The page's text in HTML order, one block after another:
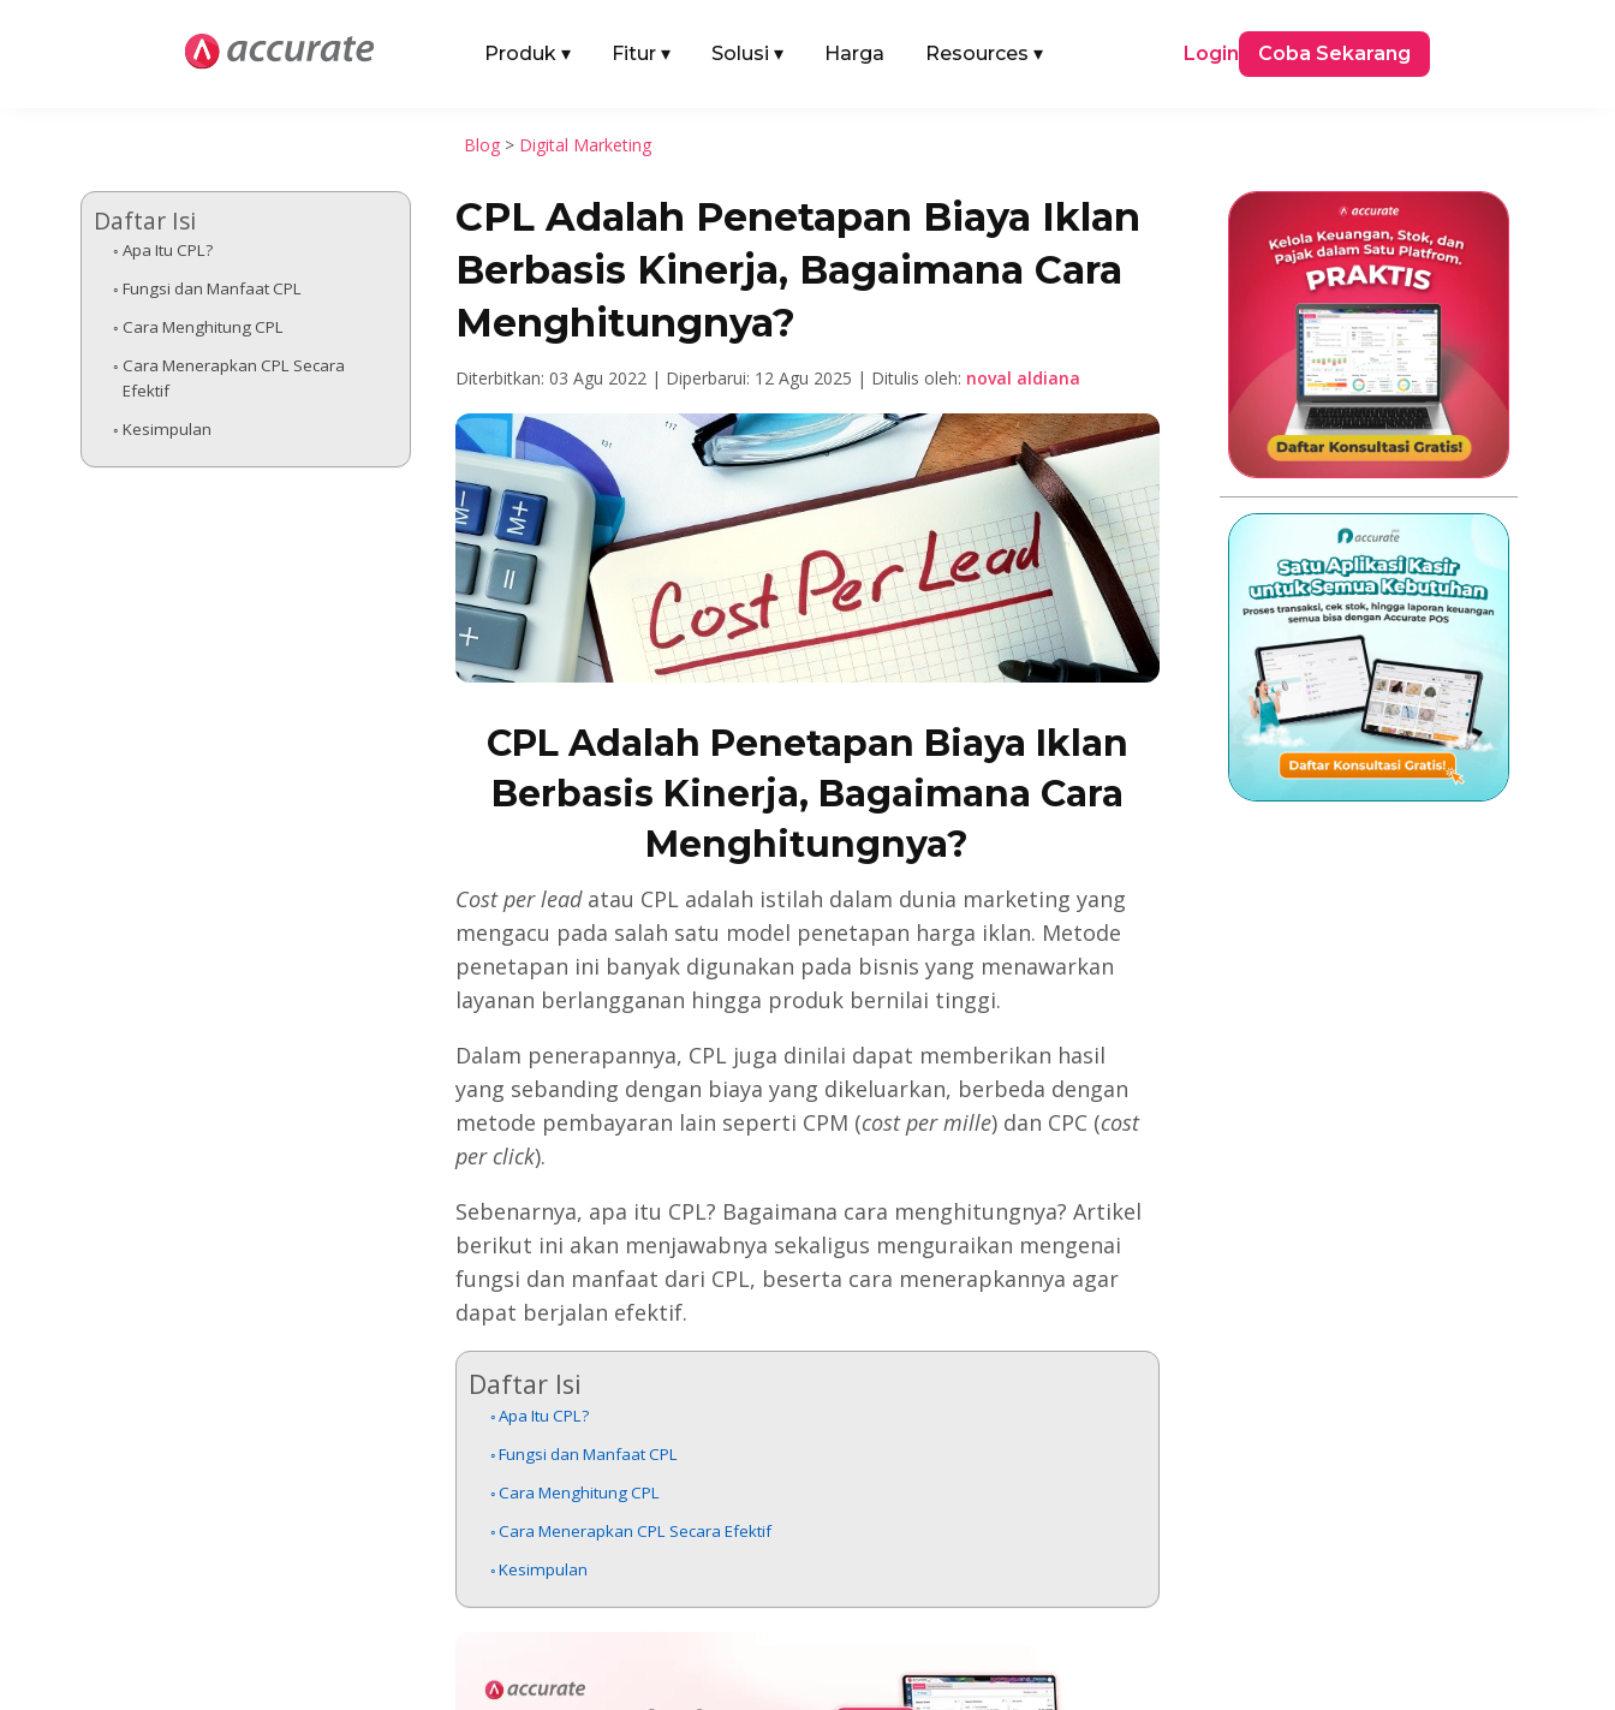
Produk ▾ Fitur ▾ Solusi ▾ Harga Resources ▾ Login Coba Sekarang
Blog > Digital Marketing
Daftar Isi
Apa Itu CPL?
Fungsi dan Manfaat CPL
Cara Menghitung CPL
Cara Menerapkan CPL Secara
Efektif
Kesimpulan
CPL Adalah Penetapan Biaya Iklan
Berbasis Kinerja, Bagaimana Cara
Menghitungnya?
Diterbitkan: 03 Agu 2022 | Diperbarui: 12 Agu 2025 | Ditulis oleh: noval aldiana
CPL Adalah Penetapan Biaya Iklan
Berbasis Kinerja, Bagaimana Cara
Menghitungnya?
Cost per leadatau CPL adalah istilah dalam dunia marketing yang
mengacu pada salah satu model penetapan harga iklan. Metode
penetapan ini banyak digunakan pada bisnis yang menawarkan
layanan berlangganan hingga produk bernilai tinggi.
Dalam penerapannya, CPL juga dinilai dapat memberikan hasil
yang sebanding dengan biaya yang dikeluarkan, berbeda dengan
metode pembayaran lain seperti CPM (cost per mille) dan CPC (cost
per click).
Sebenarnya, apa itu CPL? Bagaimana cara menghitungnya? Artikel
berikut ini akan menjawabnya sekaligus menguraikan mengenai
fungsi dan manfaat dari CPL, beserta cara menerapkannya agar
dapat berjalan efektif.
Daftar Isi
Apa Itu CPL?
Fungsi dan Manfaat CPL
Cara Menghitung CPL
Cara Menerapkan CPL Secara Efektif
Kesimpulan